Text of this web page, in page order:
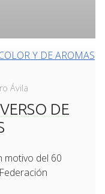
Ávila
DE
motivo del 60